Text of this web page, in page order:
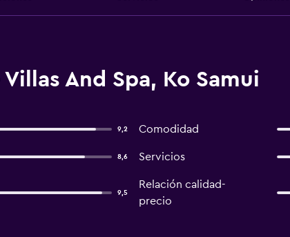
And Spa, Ko Samui
9,2 Comodidad
8,6 Servicios
9,5
Relación calidad-
precio